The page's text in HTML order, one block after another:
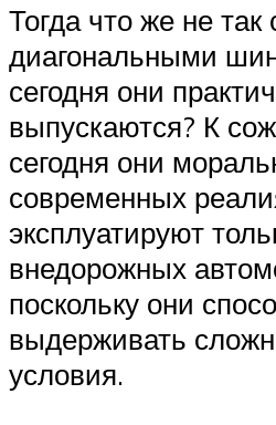
Тогда что же не так
диагональными
сегодня они
выпускаются? К
сегодня они
современных
эксплуатируют
внедорожных
поскольку они
выдерживать
условия.